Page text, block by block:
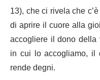
13), che ci rivela che
di aprire il cuore alla
accogliere il dono
in cui lo accogliamo, il
rende degni.